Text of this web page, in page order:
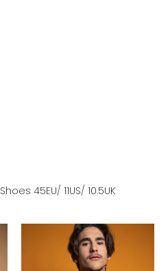
Shoes 45EU/ 11US/ 10.5UK